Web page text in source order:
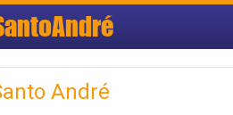
André